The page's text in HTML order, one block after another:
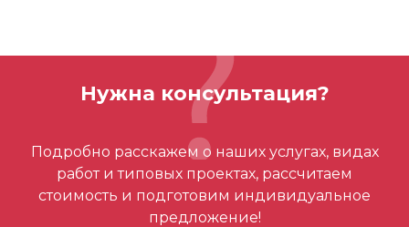
Нужна консультация?
Подробно расскажем о наших услугах, видах
работ и типовых проектах, рассчитаем
стоимость и подготовим индивидуальное
предложение!